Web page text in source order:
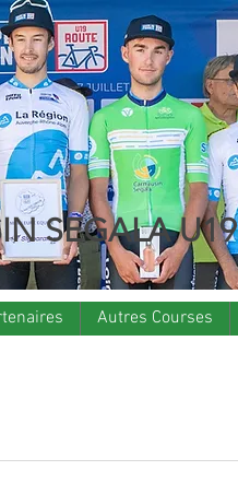
SEGALA U19
Autres Courses